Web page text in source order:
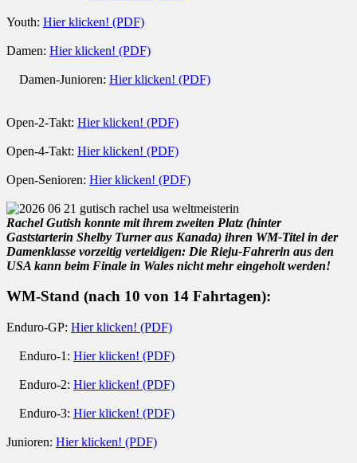
Youth: Hier klicken! (PDF)
Damen: Hier klicken! (PDF)
Damen-Junioren: Hier klicken! (PDF)
Open-2-Takt: Hier klicken! (PDF)
Open-4-Takt: Hier klicken! (PDF)
Open-Senioren: Hier klicken! (PDF)
Rachel Gutish konnte mit ihrem zweiten Platz (hinter
Gaststarterin Shelby Turner aus Kanada) ihren WM-Titel in der
Damenklasse vorzeitig verteidigen: Die Rieju-Fahrerin aus den
USA kann beim Finale in Wales nicht mehr eingeholt werden!
WM-Stand (nach 10 von 14 Fahrtagen):
Enduro-GP: Hier klicken! (PDF)
Enduro-1: Hier klicken! (PDF)
Enduro-2: Hier klicken! (PDF)
Enduro-3: Hier klicken! (PDF)
Junioren: Hier klicken! (PDF)